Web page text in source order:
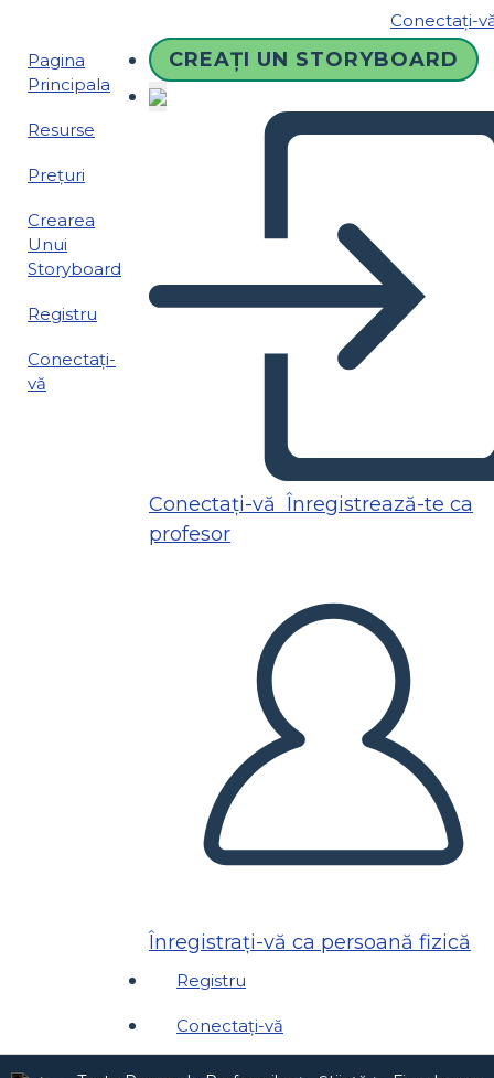
Conectați-
Pagina
Principala
Resurse
Prețuri
Crearea
Unui
Storyboard
Registru
Conectați-
vă
CREAȚI UN STORYBOARD
Conectați-vă Înregistrează-te ca
profesor
Înregistrați-vă ca persoană fizică
Registru
Conectați-vă